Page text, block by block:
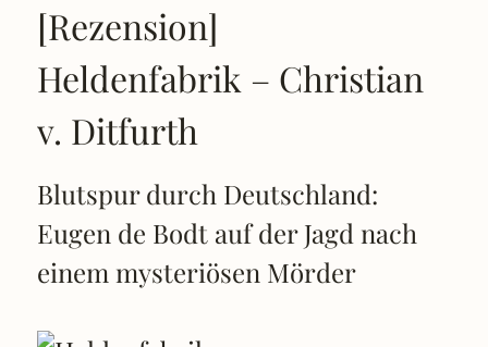
[Rezension]
Heldenfabrik – Christian
v. Ditfurth
Blutspur durch Deutschland:
Eugen de Bodt auf der Jagd nach
einem mysteriösen Mörder